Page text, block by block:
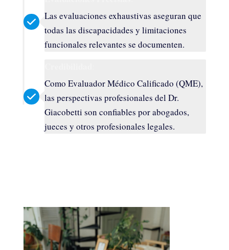
Las evaluaciones exhaustivas aseguran que
todas las discapacidades y limitaciones
funcionales relevantes se documenten.
Como Evaluador Médico Calificado (QME),
las perspectivas profesionales del Dr.
Giacobetti son confiables por abogados,
jueces y otros profesionales legales.